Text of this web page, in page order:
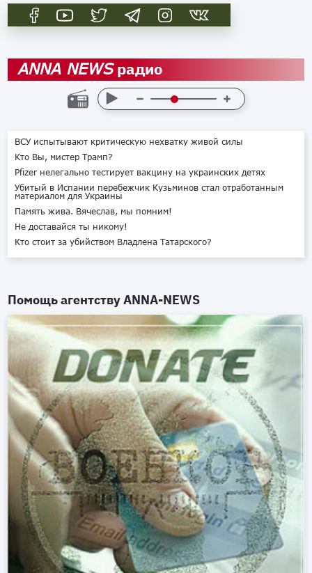
ANNA NEWSрадио
ВСУ испытывают критическую нехватку живой силы
Кто Вы, мистер Трамп?
Pfizer нелегально тестирует вакцину на украинских детях
Убитый в Испании перебежчик Кузьминов стал отработанным
материалом для Украины
Память жива. Вячеслав, мы помним!
Не доставайся ты никому!
Кто стоит за убийством Владлена Татарского?
Помощь агентствуANNA-NEWS